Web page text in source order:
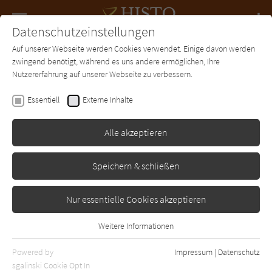
SUCHE Forum Charts Newsletter
Rainer M. Schröder
Die Medici-Chroniken
Erschienen: Januar 2010 Bibliogr. Angaben
Datenschutzeinstellungen
Auf unserer Webseite werden Cookies verwendet. Einige davon werden
zwingend benötigt, während es uns andere ermöglichen, Ihre
Nutzererfahrung auf unserer Webseite zu verbessern.
Essentiell Externe Inhalte
Alle akzeptieren
Speichern & schließen
Nur essentielle Cookies akzeptieren
Essentielle Cookies werden für grundlegende Funktionen der
Webseite benötigt. Dadurch ist gewährleistet, dass die Webseite
Weitere Informationen
Powered by
sgalinski Cookie Opt In
Impressum | Datenschutz